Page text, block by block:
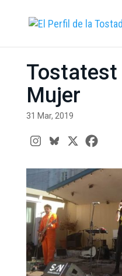
Tostatest
Mujer
31 Mar, 2019